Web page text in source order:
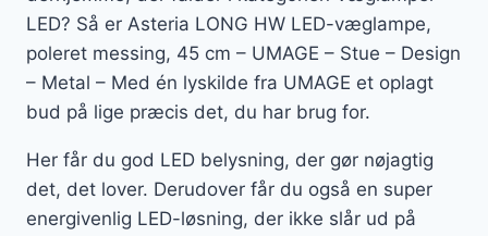
LED? Så er Asteria LONG HW LED-væglampe,
poleret messing, 45 cm – UMAGE – Stue – Design
– Metal – Med én lyskilde fra UMAGE et oplagt
bud på lige præcis det, du har brug for.
Her får du god LED belysning, der gør nøjagtig
det, det lover. Derudover får du også en super
energivenlig LED-løsning, der ikke slår ud på